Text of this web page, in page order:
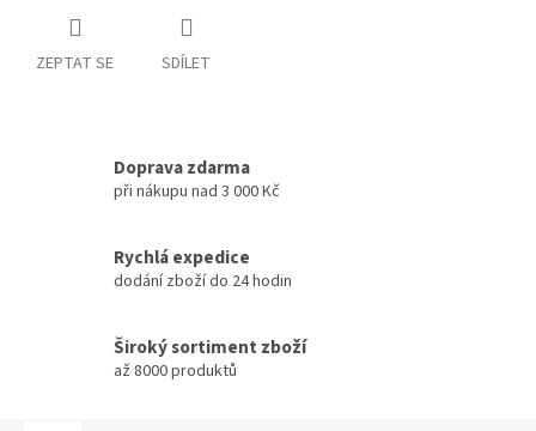
ZEPTAT SE SDÍLET
Doprava zdarma
při nákupu nad 3 000 Kč
Rychlá expedice
dodání zboží do 24 hodin
Široký sortiment zboží
až 8000 produktů